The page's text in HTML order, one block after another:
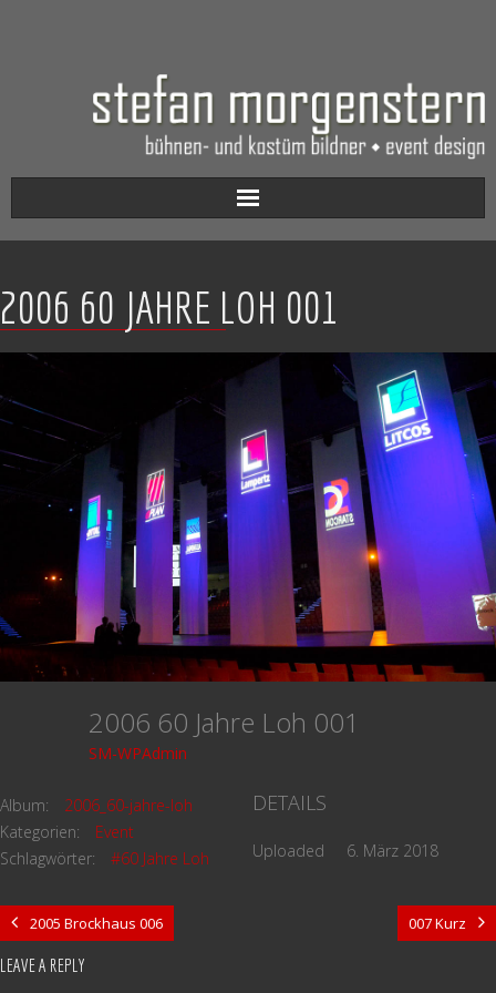
Aktuell
Werkverzeichnis
Biografie
Kontakt
2006 60 JAHRE LOH 001
2006 60 Jahre Loh 001
SM-WPAdmin
Album:
2006_60-jahre-loh
Kategorien:
Event
Schlagwörter:
#60 Jahre Loh
DETAILS
Uploaded 6. März 2018
2005 Brockhaus 006 007 Kurz
LEAVE A REPLY